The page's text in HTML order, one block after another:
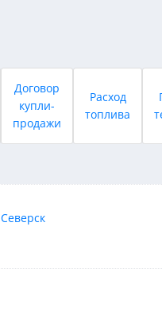
Договор
купли-
продажи
Расход
топлива
Северск